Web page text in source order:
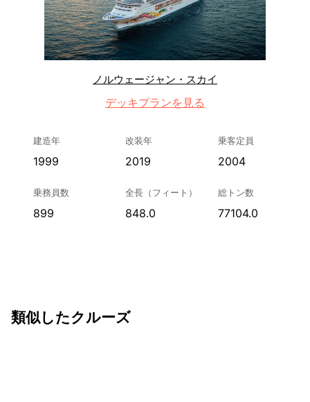
ノルウェージャン・スカイ
デッキプランを見る
建造年
1999
改装年
2019
乗客定員
2004
乗務員数
899
全長（フィート）
848.0
総トン数
77104.0
類似したクルーズ